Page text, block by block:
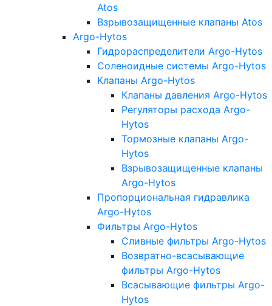
Atos
Взрывозащищенные клапаны Atos
Argo-Hytos
Гидрораспределители Argo-Hytos
Соленоидные системы Argo-Hytos
Клапаны Argo-Hytos
Клапаны давления Argo-Hytos
Регуляторы расхода Argo-
Hytos
Тормозные клапаны Argo-
Hytos
Взрывозащищенные клапаны
Argo-Hytos
Пропорциональная гидравлика
Argo-Hytos
Фильтры Argo-Hytos
Сливные фильтры Argo-Hytos
Возвратно-всасывающие
фильтры Argo-Hytos
Всасывающие фильтры Argo-
Hytos